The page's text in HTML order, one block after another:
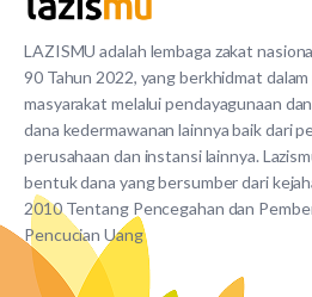
LAZISMU adalah lembaga zakat
90 Tahun 2022, yang berkhidmat
masyarakat melalui pendayagunaan
dana kedermawanan lainnya baik dari
perusahaan dan instansi lainnya.
bentuk dana yang bersumber dari
2010 Tentang Pencegahan dan
Pencucian Uang